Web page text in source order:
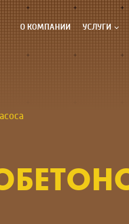
О КОМПАНИИ УСЛУГИ